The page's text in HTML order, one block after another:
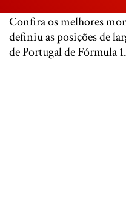
Confira os melhores
definiu as posições de
de Portugal de Fórmula 1.